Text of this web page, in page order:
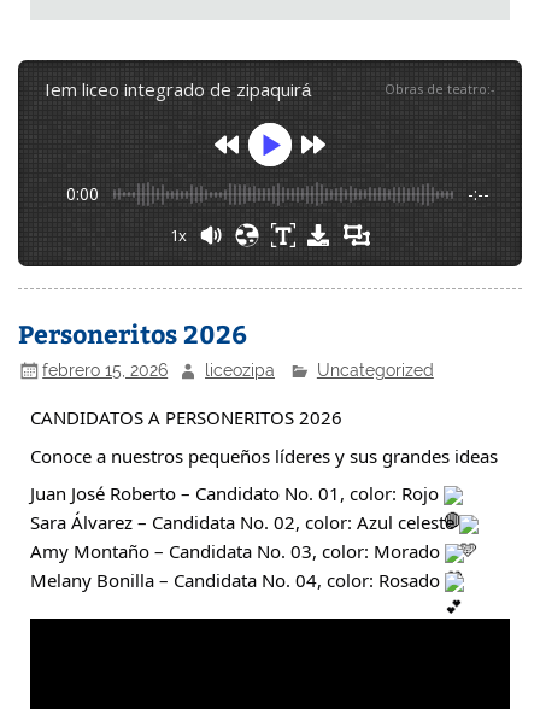
iem liceo integrado de zipaquirá Obras de teatro:-
0:00 -:--
1x
Personeritos 2026
febrero 15, 2026 liceozipa Uncategorized
CANDIDATOS A PERSONERITOS 2026
Conoce a nuestros pequeños líderes y sus grandes ideas
Juan José Roberto – Candidato No. 01, color: Rojo
Sara Álvarez – Candidata No. 02, color: Azul celeste
Amy Montaño – Candidata No. 03, color: Morado
Melany Bonilla – Candidata No. 04, color: Rosado